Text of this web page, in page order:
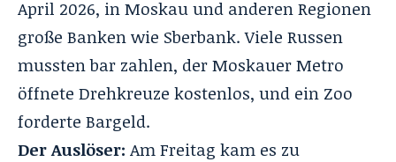
April 2026, in Moskau und anderen Regionen
große Banken wie Sberbank. Viele Russen
mussten bar zahlen, der Moskauer Metro
öffnete Drehkreuze kostenlos, und ein Zoo
forderte Bargeld.
Der Auslöser: Am Freitag kam es zu